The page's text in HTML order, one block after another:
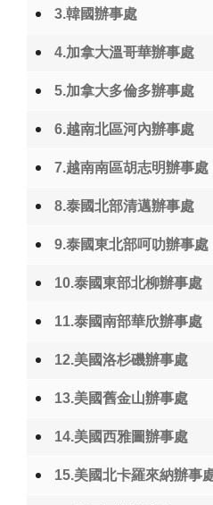
3.韓國辦事處
4.加拿大溫哥華辦事處
5.加拿大多倫多辦事處
6.越南北區河內辦事處
7.越南南區胡志明辦事處
8.泰國北部清邁辦事處
9.泰國東北部呵叻辦事處
10.泰國東部北柳辦事處
11.泰國南部華欣辦事處
12.美國洛杉磯辦事處
13.美國舊金山辦事處
14.美國西雅圖辦事處
15.美國北卡羅來納辦事